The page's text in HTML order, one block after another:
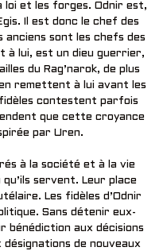
loi et les forges. Odnir est,
Il est donc le chef des
anciens sont les chefs des
à lui, est un dieu guerrier,
du Rag’narok, de plus
remettent à lui avant les
contestent parfois
que cette croyance
par Uren.
à la société et à la vie
servent. Leur place
Les fidèles d’Odnir
Sans détenir eux-
bénédiction aux décisions
de nouveaux